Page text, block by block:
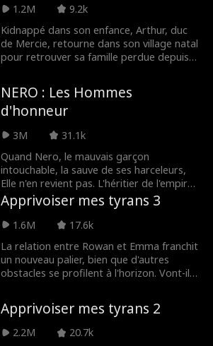
ils finir par s'entendre ? Ou leur alchimie
1.2M
9.2k
Kidnappé dans son enfance, Arthur, duc
de Mercie, retourne dans son village natal
pour retrouver sa famille perdue depuis
habitants du village. Gardant son identité
secrète, Arthur réussira-t-il à les venger ?
NERO : Les Hommes
d'honneur
3M
31.1k
Quand Nero, le mauvais garçon
intouchable, la sauve de ses harceleurs,
Elle n'en revient pas. L'héritier de l'empire
mafieux la veut, elle. Mais peut-elle se fier
à ce séducteur si dangereux... alors qu'elle
n'est qu'une mission à ses yeux ? Ce que
Apprivoiser mes tyrans 3
1.6M
17.6k
La relation entre Rowan et Emma franchit
un nouveau palier, bien que d'autres
obstacles se profilent à l'horizon. Vont-ils
? L'histoire d'Emma et les Quatre Boss
touche à sa conclusion. Ne manquez pas
l'épilogue que vous attendiez tous.
Apprivoiser mes tyrans 2
2.2M
20.7k